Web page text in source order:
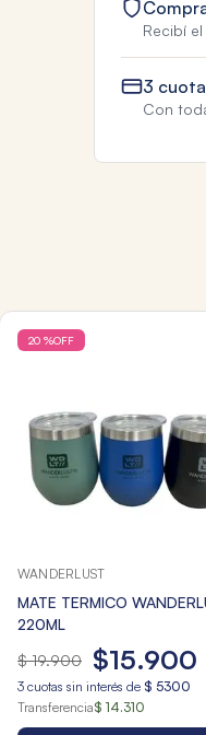
Recibí
3
Con
20 %OFF
WANDERLUST
MATE TERMICO
220ML
$ 19.900 $15.900
3 cuotas sin interés de $ 5300
Transferencia$ 14.310